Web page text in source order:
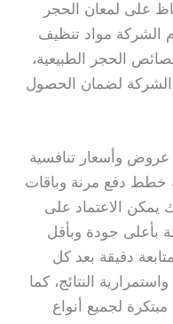
على لمعان الحجر
الشركة مواد تنظيف
الحجر الطبيعية،
الشركة لضمان الحصول
عروض وأسعار تنافسية
خطط دفع مرنة وباقات
يمكن الاعتماد على
بأعلى جودة وبأقل
دقيقة بعد كل
النتائج، كما
لجميع أنواع